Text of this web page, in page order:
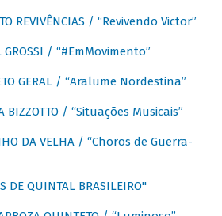
REVIVÊNCIAS / “Revivendo Victor”
GROSSI / “#EmMovimento”
GERAL / “Aralume Nordestina”
BIZZOTTO / “Situações Musicais”
DA VELHA / “Choros de Guerra-
DE QUINTAL BRASILEIRO"